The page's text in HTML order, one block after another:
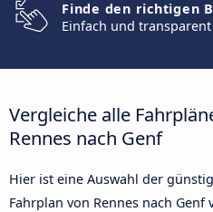
Finde den richtigen
Einfach und transparent
Vergleiche alle
Rennes nach Genf
Hier ist eine Auswahl der
Fahrplan von Rennes nach Genf